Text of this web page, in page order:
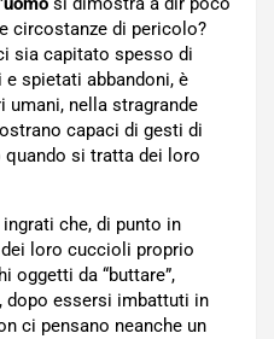
circostanze di pericolo?
sia capitato spesso di
spietati abbandoni, è
nella stragrande
capaci di gesti di
si tratta dei loro
che, di punto in
loro cuccioli proprio
oggetti da “buttare”,
dopo essersi imbattuti in
ci pensano neanche un